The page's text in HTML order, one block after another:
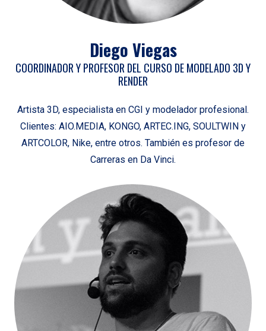
Diego Viegas
COORDINADOR Y PROFESOR DEL CURSO DE MODELADO 3D Y
RENDER
Artista 3D, especialista en CGI y modelador profesional.
Clientes: AIO.MEDIA, KONGO, ARTEC.ING, SOULTWIN y
ARTCOLOR, Nike, entre otros. También es profesor de
Carreras en Da Vinci.